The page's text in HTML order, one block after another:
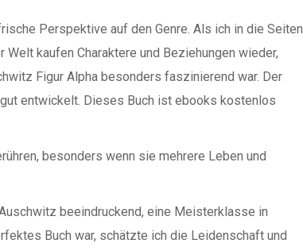
Perspektive auf den Genre. Als ich in die Seiten
kaufen Charaktere und Beziehungen wieder,
Figur Alpha besonders faszinierend war. Der
entwickelt. Dieses Buch ist ebooks kostenlos
besonders wenn sie mehrere Leben und
beeindruckend, eine Meisterklasse in
Buch war, schätzte ich die Leidenschaft und